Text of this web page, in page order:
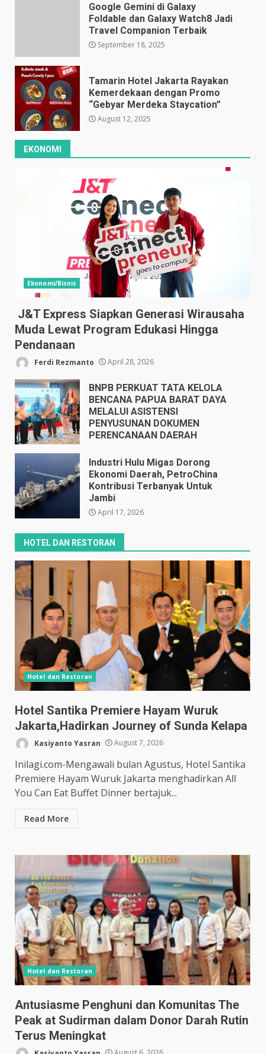
Google Gemini di Galaxy
Foldable dan Galaxy Watch8 Jadi
Travel Companion Terbaik
September 18, 2025
Tamarin Hotel Jakarta Rayakan
Kemerdekaan dengan Promo
“Gebyar Merdeka Staycation”
August 12, 2025
EKONOMI
Ekonomi/Bisnis
J&T Express Siapkan Generasi Wirausaha
Muda Lewat Program Edukasi Hingga
Pendanaan
Ferdi Rezmanto April 28, 2026
BNPB PERKUAT TATA KELOLA
BENCANA PAPUA BARAT DAYA
MELALUI ASISTENSI
PENYUSUNAN DOKUMEN
PERENCANAAN DAERAH
Industri Hulu Migas Dorong
Ekonomi Daerah, PetroChina
Kontribusi Terbanyak Untuk
Jambi
April 17, 2026
HOTEL DAN RESTORAN
Hotel dan Restoran
Hotel Santika Premiere Hayam Wuruk
Jakarta,Hadirkan Journey of Sunda Kelapa
Kasiyanto Yasran August 7, 2026
Inilagi.com-Mengawali bulan Agustus, Hotel Santika
Premiere Hayam Wuruk Jakarta menghadirkan All
You Can Eat Buffet Dinner bertajuk...
Read More
Hotel dan Restoran
Antusiasme Penghuni dan Komunitas The
Peak at Sudirman dalam Donor Darah Rutin
Terus Meningkat